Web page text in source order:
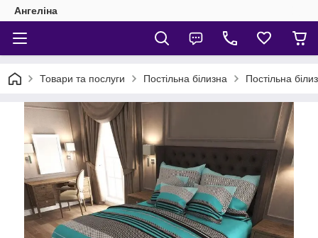
Ангеліна
Товари та послуги Постільна білизна Постільна